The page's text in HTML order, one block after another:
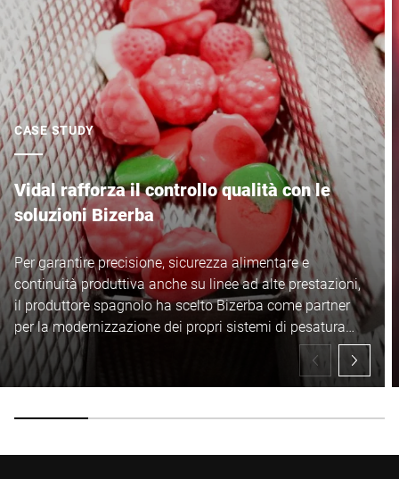
Autorizzo l’utilizzo dei miei dati per elaborare questa richiesta.
Ulteriori informazioni sono disponibili inDichiarazione di
protezione dei dati*
Anti-Robot Verification
Click to start verification
Friendly Captcha ⇗
Invia
CASE STUDY
Vidal rafforza il controllo qualità con le
soluzioni Bizerba
Per garantire precisione, sicurezza alimentare e
continuità produttiva anche su linee ad alte prestazioni,
il produttore spagnolo ha scelto Bizerba come partner
per la modernizzazione dei propri sistemi di pesatura
dinamica e ispezione.